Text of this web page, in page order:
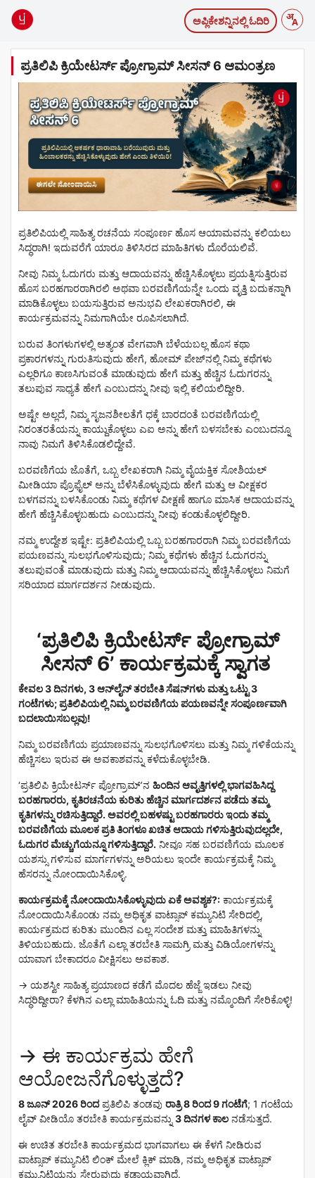
ಅಪ್ಲಿಕೇಶನ್ನಿನಲ್ಲಿ ಓದಿರಿ
ಪ್ರತಿಲಿಪಿ ಕ್ರಿಯೇಟರ್ಸ್ ಪ್ರೋಗ್ರಾಮ್ ಸೀಸನ್ 6 ಆಮಂತ್ರಣ
ಪ್ರತಿಲಿಪಿಯಲ್ಲಿ ಸಾಹಿತ್ಯ ರಚನೆಯ ಸಂಪೂರ್ಣ ಹೊಸ ಆಯಾಮವನ್ನು ಕಲಿಯಲು
ಸಿದ್ಧರಾಗಿ! ಇದುವರೆಗೆ ಯಾರೂ ತಿಳಿಸಿರದ ಮಾಹಿತಿಗಳು ದೊರೆಯಲಿವೆ.
ನೀವು ನಿಮ್ಮ ಓದುಗರು ಮತ್ತು ಆದಾಯವನ್ನು ಹೆಚ್ಚಿಸಿಕೊಳ್ಳಲು ಪ್ರಯತ್ನಿಸುತ್ತಿರುವ
ಹೊಸ ಬರಹಗಾರರಾಗಿರಲಿ ಅಥವಾ ಬರವಣಿಗೆಯನ್ನೇ ಒಂದು ವೃತ್ತಿ ಬದುಕನ್ನಾಗಿ
ಮಾಡಿಕೊಳ್ಳಲು ಬಯಸುತ್ತಿರುವ ಅನುಭವಿ ಲೇಖಕರಾಗಿರಲಿ, ಈ
ಕಾರ್ಯಕ್ರಮವನ್ನು ನಿಮಗಾಗಿಯೇ ರೂಪಿಸಲಾಗಿದೆ.
ಬರುವ ತಿಂಗಳುಗಳಲ್ಲಿ ಅತ್ಯಂತ ವೇಗವಾಗಿ ಬೆಳೆಯಬಲ್ಲ ಹೊಸ ಕಥಾ
ಪ್ರಕಾರಗಳನ್ನು ಗುರುತಿಸುವುದು ಹೇಗೆ, ಹೋಮ್ ಪೇಜ್‌ನಲ್ಲಿ ನಿಮ್ಮ ಕಥೆಗಳು
ಎಲ್ಲರಿಗೂ ಕಾಣಸಿಗುವಂತೆ ಮಾಡುವುದು ಹೇಗೆ ಮತ್ತು ಹೆಚ್ಚಿನ ಓದುಗರನ್ನು
ತಲುಪುವ ಸಾಧ್ಯತೆ ಹೇಗೆ ಎಂಬುದನ್ನು ನೀವು ಇಲ್ಲಿ ಕಲಿಯಲಿದ್ದೀರಿ.
ಅಷ್ಟೇ ಅಲ್ಲದೆ, ನಿಮ್ಮ ಸೃಜನಶೀಲತೆಗೆ ಧಕ್ಕೆ ಬಾರದಂತೆ ಬರವಣಿಗೆಯಲ್ಲಿ
ನಿರಂತರತೆಯನ್ನು ಕಾಯ್ದುಕೊಳ್ಳಲು ಎಐ ಅನ್ನು ಹೇಗೆ ಬಳಸಬೇಕು ಎಂಬುದನ್ನೂ
ನಾವು ನಿಮಗೆ ತಿಳಿಸಿಕೊಡಲಿದ್ದೇವೆ.
ಬರವಣಿಗೆಯ ಜೊತೆಗೆ, ಒಬ್ಬ ಲೇಖಕರಾಗಿ ನಿಮ್ಮ ವೈಯಕ್ತಿಕ ಸೋಶಿಯಲ್
ಮೀಡಿಯಾ ಪ್ರೊಫೈಲ್ ಅನ್ನು ಬೆಳೆಸಿಕೊಳ್ಳುವುದು ಹೇಗೆ ಮತ್ತು ಆ ವೀಕ್ಷಕರ
ಬಳಗವನ್ನು ಬಳಸಿಕೊಂಡು ನಿಮ್ಮ ಕಥೆಗಳ ವೀಕ್ಷಣೆ ಹಾಗೂ ಮಾಸಿಕ ಆದಾಯವನ್ನು
ಹೇಗೆ ಹೆಚ್ಚಿಸಿಕೊಳ್ಳಬಹುದು ಎಂಬುದನ್ನು ನೀವು ಕಂಡುಕೊಳ್ಳಲಿದ್ದೀರಿ.
ನಮ್ಮ ಉದ್ದೇಶ ಇಷ್ಟೇ: ಪ್ರತಿಲಿಪಿಯಲ್ಲಿ ಒಬ್ಬ ಬರಹಗಾರರಾಗಿ ನಿಮ್ಮ ಬರವಣಿಗೆಯ
ಪಯಣವನ್ನು ಸುಲಭಗೊಳಿಸುವುದು; ನಿಮ್ಮ ಕಥೆಗಳು ಹೆಚ್ಚಿನ ಓದುಗರನ್ನು
ತಲುಪುವಂತೆ ಮಾಡುವುದು ಮತ್ತು ನಿಮ್ಮ ಆದಾಯವನ್ನು ಹೆಚ್ಚಿಸಿಕೊಳ್ಳಲು ನಿಮಗೆ
ಸರಿಯಾದ ಮಾರ್ಗದರ್ಶನ ನೀಡುವುದು.
‘ಪ್ರತಿಲಿಪಿ ಕ್ರಿಯೇಟರ್ಸ್ ಪ್ರೋಗ್ರಾಮ್
ಸೀಸನ್ 6’ ಕಾರ್ಯಕ್ರಮಕ್ಕೆ ಸ್ವಾಗತ
ಕೇವಲ 3 ದಿನಗಳು, 3 ಆನ್‌ಲೈನ್ ತರಬೇತಿ ಸೆಷನ್‌ಗಳು ಮತ್ತು ಒಟ್ಟು 3
ಗಂಟೆಗಳು; ಪ್ರತಿಲಿಪಿಯಲ್ಲಿ ನಿಮ್ಮ ಬರವಣಿಗೆಯ ಪಯಣವನ್ನೇ ಸಂಪೂರ್ಣವಾಗಿ
ಬದಲಾಯಿಸಬಲ್ಲವು!
ನಿಮ್ಮ ಬರವಣಿಗೆಯ ಪ್ರಯಾಣವನ್ನು ಸುಲಭಗೊಳಿಸಲು ಮತ್ತು ನಿಮ್ಮ ಗಳಿಕೆಯನ್ನು
ಹೆಚ್ಚಿಸಲು ಇರುವ ಈ ಅವಕಾಶವನ್ನು ಕಳೆದುಕೊಳ್ಳಬೇಡಿ.
‘ಪ್ರತಿಲಿಪಿ ಕ್ರಿಯೇಟರ್ಸ್ ಪ್ರೋಗ್ರಾಮ್’ನ ಹಿಂದಿನ ಆವೃತ್ತಿಗಳಲ್ಲಿ ಭಾಗವಹಿಸಿದ್ದ
ಬರಹಗಾರರು, ಕೃತಿರಚನೆಯ ಕುರಿತು ಹೆಚ್ಚಿನ ಮಾರ್ಗದರ್ಶನ ಪಡೆದು ತಮ್ಮ
ಕೃತಿಗಳನ್ನು ರಚಿಸುತ್ತಿದ್ದಾರೆ. ಅವರಲ್ಲಿ ಬಹಳಷ್ಟು ಬರಹಗಾರರು ಇಂದು ತಮ್ಮ
ಬರವಣಿಗೆಯ ಮೂಲಕ ಪ್ರತಿ ತಿಂಗಳೂ ಖಚಿತ ಆದಾಯ ಗಳಿಸುತ್ತಿರುವುದಲ್ಲದೇ,
ಓದುಗರ ಮೆಚ್ಚುಗೆಯನ್ನೂ ಗಳಿಸುತ್ತಿದ್ದಾರೆ. ನೀವೂ ಸಹ ಬರವಣಿಗೆಯ ಮೂಲಕ
ಯಶಸ್ಸು ಗಳಿಸುವ ಮಾರ್ಗಗಳನ್ನು ಅರಿಯಲು ಇಂದೇ ಕಾರ್ಯಕ್ರಮಕ್ಕೆ ನಿಮ್ಮ
ಹೆಸರನ್ನು ನೋಂದಾಯಿಸಿಕೊಳ್ಳಿ.
ಕಾರ್ಯಕ್ರಮಕ್ಕೆ ನೋಂದಾಯಿಸಿಕೊಳ್ಳುವುದು ಏಕೆ ಅವಶ್ಯಕ?: ಕಾರ್ಯಕ್ರಮಕ್ಕೆ
ನೋಂದಾಯಿಸಿಕೊಂಡು ನಮ್ಮ ಅಧಿಕೃತ ವಾಟ್ಸಾಪ್ ಕಮ್ಯುನಿಟಿ ಸೇರಿದಲ್ಲಿ,
ಕಾರ್ಯಕ್ರಮದ ಕುರಿತು ಮುಂದಿನ ಎಲ್ಲ ಸಂದೇಶ ಮತ್ತು ಮಾಹಿತಿಗಳನ್ನು
ತಿಳಿಯಬಹುದು. ಜೊತೆಗೆ ಎಲ್ಲಾ ತರಬೇತಿ ಸಾಮಗ್ರಿ ಮತ್ತು ವಿಡಿಯೋಗಳನ್ನು
ಯಾವಾಗ ಬೇಕಾದರೂ ವೀಕ್ಷಿಸಲು ಅವಕಾಶ.
→ ಯಶಸ್ವೀ ಸಾಹಿತ್ಯ ಪ್ರಯಾಣದ ಕಡೆಗೆ ಮೊದಲ ಹೆಜ್ಜೆ ಇಡಲು ನೀವು
ಸಿದ್ಧರಿದ್ದೀರಾ? ಕೆಳಗಿನ ಎಲ್ಲಾ ಮಾಹಿತಿಯನ್ನು ಓದಿ ಮತ್ತು ನಮ್ಮೊಂದಿಗೆ ಸೇರಿಕೊಳ್ಳಿ!
→ ಈ ಕಾರ್ಯಕ್ರಮ ಹೇಗೆ
ಆಯೋಜನೆಗೊಳ್ಳುತ್ತದೆ?
8 ಜೂನ್ 2026 ರಿಂದಪ್ರತಿಲಿಪಿ ತಂಡವು ರಾತ್ರಿ 8 ರಿಂದ 9 ಗಂಟೆಗೆ; 1 ಗಂಟೆಯ
ಲೈವ್ ವೀಡಿಯೊ ತರಬೇತಿ ಕಾರ್ಯಕ್ರಮವನ್ನು 3 ದಿನಗಳ ಕಾಲ ನಡೆಸುತ್ತದೆ.
ಈ ಉಚಿತ ತರಬೇತಿ ಕಾರ್ಯಕ್ರಮದ ಭಾಗವಾಗಲು ಈ ಕೆಳಗೆ ನೀಡಿರುವ
ವಾಟ್ಸಾಪ್ ಕಮ್ಯುನಿಟಿ ಲಿಂಕ್ ಮೇಲೆ ಕ್ಲಿಕ್ ಮಾಡಿ, ನಮ್ಮ ಅಧಿಕೃತ ವಾಟ್ಸಾಪ್
ಕಮ್ಯುನಿಟಿಯನ್ನು ಸೇರುವುದು ಕಡ್ಡಾಯವಾಗಿದೆ.